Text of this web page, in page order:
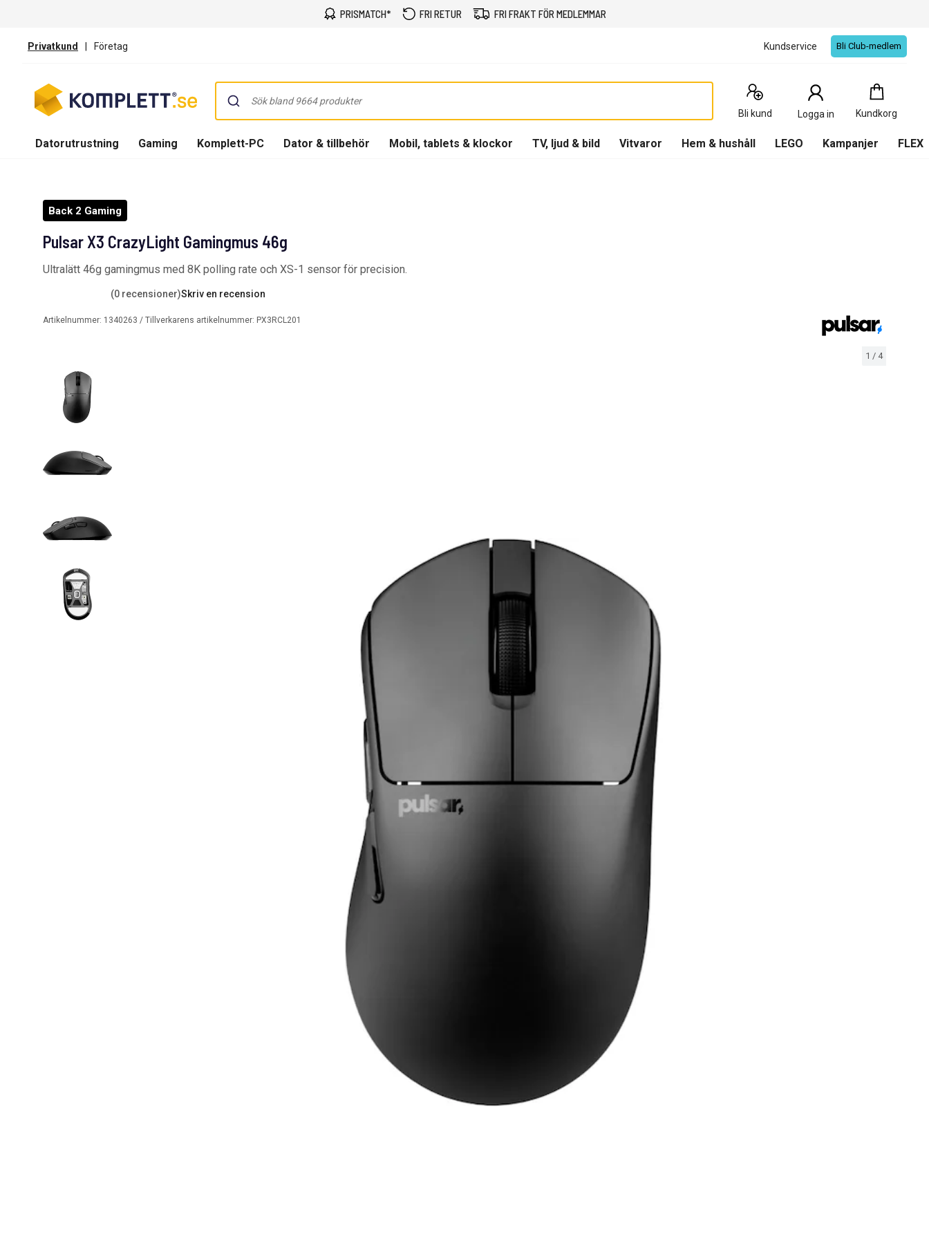
PRISMATCH* FRI RETUR FRI FRAKT FÖR MEDLEMMAR
Privatkund | Företag Kundservice Bli Club-medlem
Bli kund Logga in Kundkorg
Kundkorg
0
Produkter
Datorutrustning Gaming Komplett-PC Dator & tillbehör Mobil, tablets & klockor TV, ljud & bild Vitvaror Hem & hushåll LEGO Kampanjer FLEX
1 / 4
Back 2 Gaming
Pulsar X3 CrazyLight Gamingmus 46g
Ultralätt 46g gamingmus med 8K polling rate och XS-1 sensor för precision.
(0 recensioner)Skriv en recension
Artikelnummer: 1340263 / Tillverkarens artikelnummer: PX3RCL201